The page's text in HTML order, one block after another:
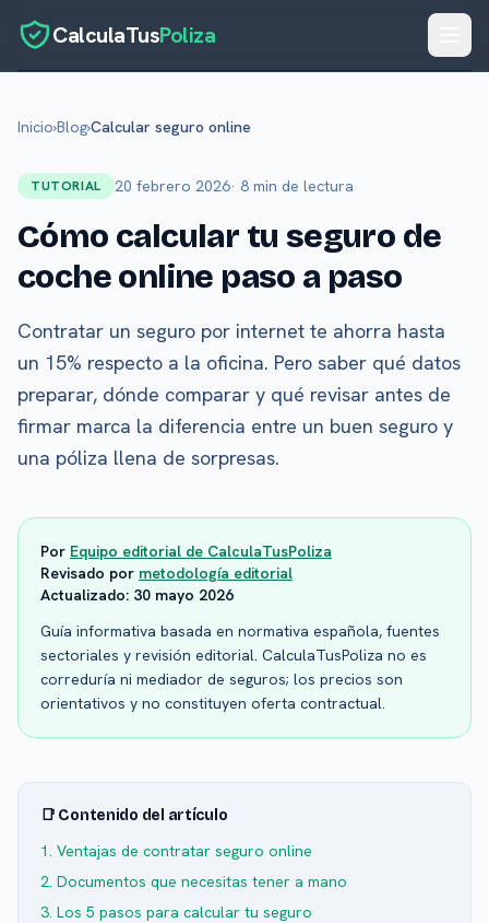
CalculaTusPoliza
Blog
Glosario
Sobre Nosotros
Contacto
Inicio›Blog›Calcular seguro online
TUTORIAL 20 febrero 2026· 8 min de lectura
Cómo calcular tu seguro de
coche online paso a paso
Contratar un seguro por internet te ahorra hasta
un 15% respecto a la oficina. Pero saber qué datos
preparar, dónde comparar y qué revisar antes de
firmar marca la diferencia entre un buen seguro y
una póliza llena de sorpresas.
Por Equipo editorial de CalculaTusPoliza
Revisado por metodología editorial
Actualizado: 30 mayo 2026
Guía informativa basada en normativa española, fuentes
sectoriales y revisión editorial. CalculaTusPoliza no es
correduría ni mediador de seguros; los precios son
orientativos y no constituyen oferta contractual.
📑 Contenido del artículo
1. Ventajas de contratar seguro online
2. Documentos que necesitas tener a mano
3. Los 5 pasos para calcular tu seguro